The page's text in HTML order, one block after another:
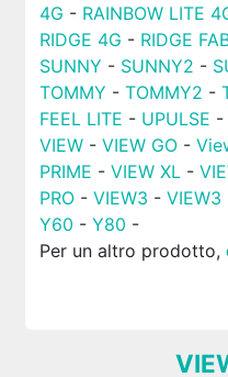
4G - RAINBOW LITE
RIDGE 4G - RIDGE
SUNNY - SUNNY2 -
TOMMY - TOMMY2 -
FEEL LITE - UPULSE -
VIEW- VIEW GO-
PRIME - VIEW XL -
PRO- VIEW3 - VIEW3
Y60 - Y80 -
Per un altro prodotto,